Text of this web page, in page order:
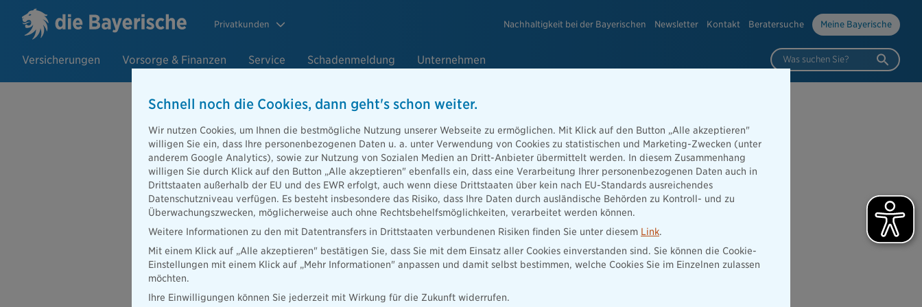
Privatkunden Nachhaltigkeit bei der Bayerischen Newsletter Kontakt Beratersuche Meine Bayerische
Versicherungen Vorsorge & Finanzen Service Schadenmeldung Unternehmen Was suchen Sie?
Schnell noch die Cookies, dann geht's schon weiter.
Wir nutzen Cookies, um Ihnen die bestmögliche Nutzung unserer Webseite zu ermöglichen. Mit Klick auf den Button „Alle akzeptieren"
willigen Sie ein, dass Ihre personenbezogenen Daten u. a. unter Verwendung von Cookies zu statistischen und Marketing-Zwecken (unter
anderem Google Analytics), sowie zur Nutzung von Sozialen Medien an Dritt-Anbieter übermittelt werden. In diesem Zusammenhang
willigen Sie durch Klick auf den Button „Alle akzeptieren" ebenfalls ein, dass eine Verarbeitung Ihrer personenbezogenen Daten auch in
Drittstaaten außerhalb der EU und des EWR erfolgt, auch wenn diese Drittstaaten über kein nach EU-Standards ausreichendes
Datenschutzniveau verfügen. Es besteht insbesondere das Risiko, dass Ihre Daten durch ausländische Behörden zu Kontroll- und zu
Überwachungszwecken, möglicherweise auch ohne Rechtsbehelfsmöglichkeiten, verarbeitet werden können.
Weitere Informationen zu den mit Datentransfers in Drittstaaten verbundenen Risiken finden Sie unter diesem Link.
Mit einem Klick auf „Alle akzeptieren" bestätigen Sie, dass Sie mit dem Einsatz aller Cookies einverstanden sind. Sie können die Cookie-
Einstellungen mit einem Klick auf „Mehr Informationen" anpassen und damit selbst bestimmen, welche Cookies Sie im Einzelnen zulassen
möchten.
Ihre Einwilligungen können Sie jederzeit mit Wirkung für die Zukunft widerrufen.